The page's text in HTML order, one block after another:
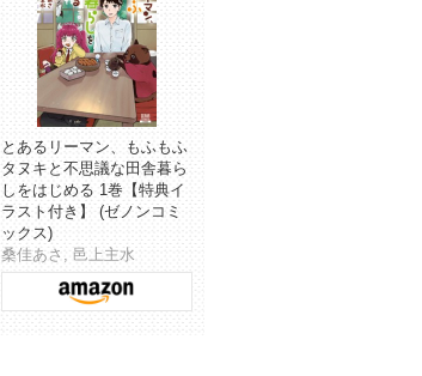
とあるリーマン、もふもふ
タヌキと不思議な田舎暮ら
しをはじめる 1巻【特典イ
ラスト付き】 (ゼノンコミ
ックス)
桑佳あさ, 邑上主水